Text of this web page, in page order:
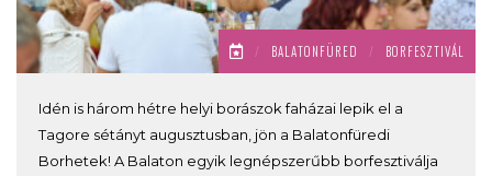
/ BALATONFÜRED / BORFESZTIVÁL
Idén is három hétre helyi borászok faházai lepik el a
Tagore sétányt augusztusban, jön a Balatonfüredi
Borhetek! A Balaton egyik legnépszerűbb borfesztiválja